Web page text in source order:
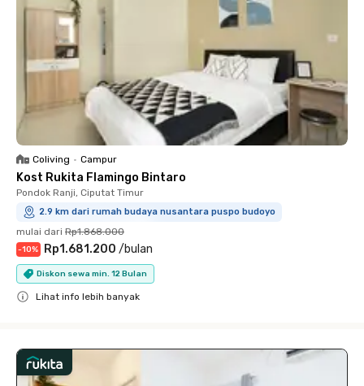
Coliving • Campur
Kost Rukita Flamingo Bintaro
Pondok Ranji, Ciputat Timur
2.9 km dari rumah budaya nusantara puspo budoyo
mulai dari Rp1.868.000
-10% Rp1.681.200 /bulan
Diskon sewa min. 12 Bulan
Lihat info lebih banyak